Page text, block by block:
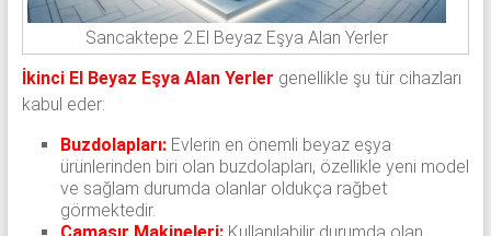
Sancaktepe 2.El Beyaz Eşya Alan Yerler
İkinci El Beyaz Eşya Alan Yerler genellikle şu tür cihazları
kabul eder:
Buzdolapları:Evlerin en önemli beyaz eşya
ürünlerinden biri olan buzdolapları, özellikle yeni model
ve sağlam durumda olanlar oldukça rağbet
görmektedir.